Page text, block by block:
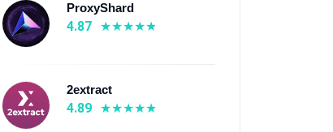
ProxyShard
4.87
2extract
4.89